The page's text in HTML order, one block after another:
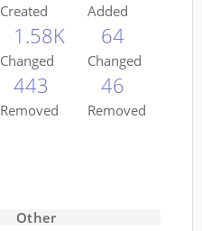
Created
1.58K
Changed
443
Removed
Added
64
Changed
46
Removed
Other